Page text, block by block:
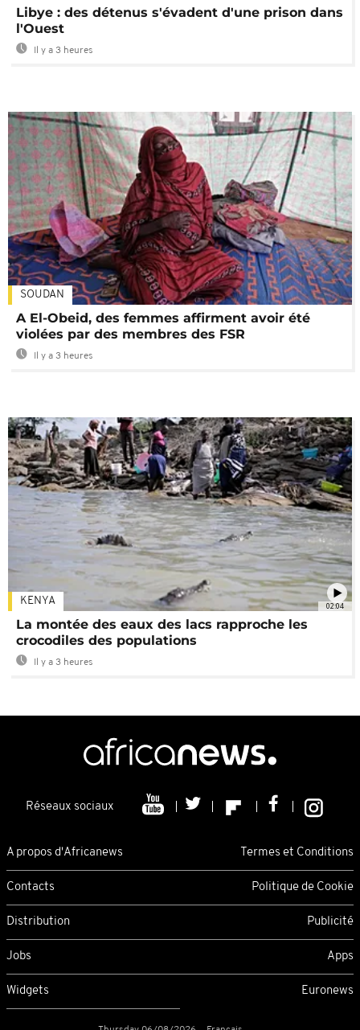
Libye : des détenus s'évadent d'une prison dans
l'Ouest
Il y a 3 heures
SOUDAN
A El-Obeid, des femmes affirment avoir été
violées par des membres des FSR
Il y a 3 heures
02:04
KENYA
La montée des eaux des lacs rapproche les
crocodiles des populations
Il y a 3 heures
Réseaux sociaux
A propos d'Africanews Termes et Conditions
Contacts Politique de Cookie
Distribution Publicité
Jobs Apps
Widgets Euronews